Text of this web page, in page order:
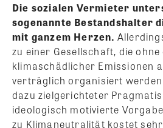
Die sozialen Vermieter
sogenannte Bestandshalter
mit ganzem Herzen.
zu einer Gesellschaft, die
klimaschädlicher Emissionen
verträglich organisiert
dazu zielgerichteter
ideologisch motivierte
zu Klimaneutralität kostet sehr